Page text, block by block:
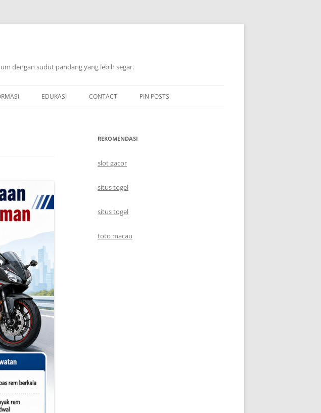
dengan sudut pandang yang lebih segar.
EDUKASI CONTACT PIN POSTS
REKOMENDASI
slot gacor
situs togel
situs togel
toto macau